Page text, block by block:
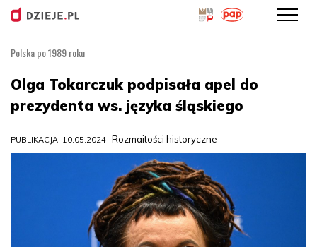
treści
Polska po 1989 roku
Olga Tokarczuk podpisała apel do
prezydenta ws. języka śląskiego
PUBLIKACJA: 10.05.2024 Rozmaitości historyczne